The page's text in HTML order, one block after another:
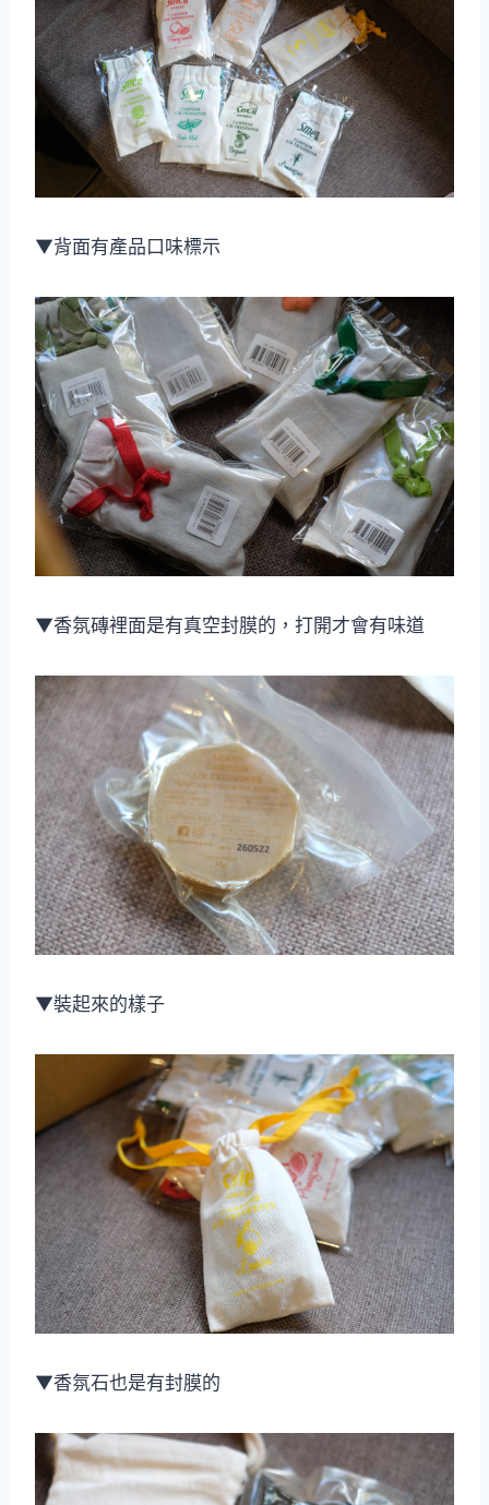
▼背面有產品口味標示
▼香氛磚裡面是有真空封膜的，打開才會有味道
▼裝起來的樣子
▼香氛石也是有封膜的